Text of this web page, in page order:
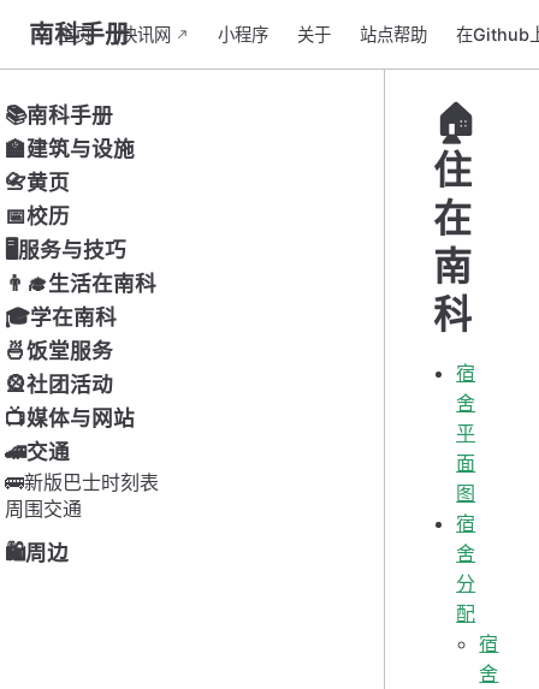
南科手册
主页 快讯网 小程序 关于 站点帮助 在Github
📚南科手册
🏫建筑与设施
📇黄页
📅校历
🖥服务与技巧
👨‍🎓生活在南科
🎓学在南科
🍜饭堂服务
🎡社团活动
📺媒体与网站
🚄交通
🚌新版巴士时刻表
周围交通
🛍周边
🏠
住
在
南
科
宿
舍
平
面
图
宿
舍
分
配
宿
舍